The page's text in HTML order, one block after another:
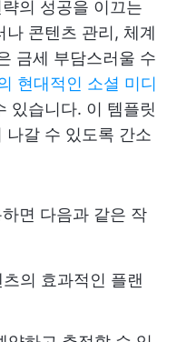
의 성공을 이끄는
콘텐츠 관리, 체계
금세 부담스러울 수
현대적인 소셜 미디
있습니다. 이 템플릿
나갈 수 있도록 간소
면 다음과 같은 작
의 효과적인 플랜